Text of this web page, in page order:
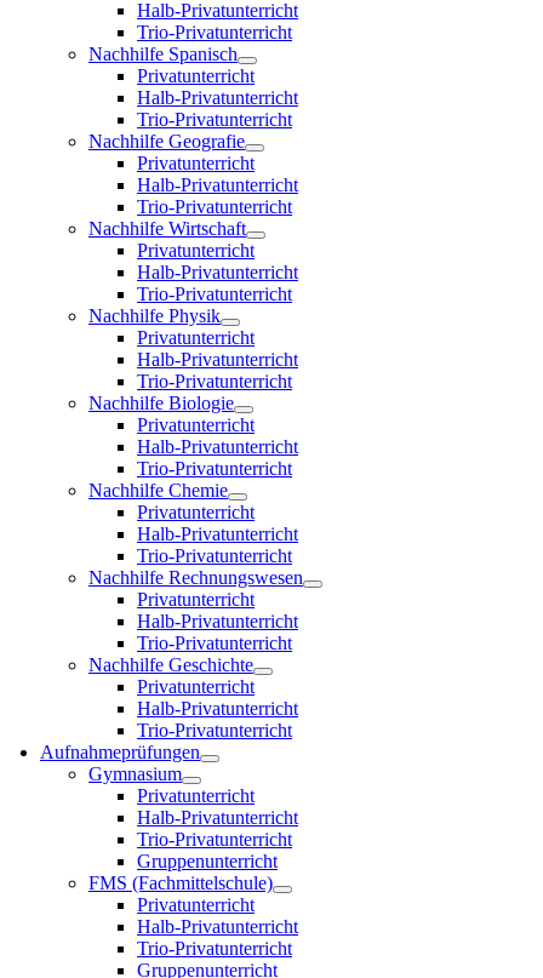
Halb-Privatunterricht
Trio-Privatunterricht
Nachhilfe Spanisch
Privatunterricht
Halb-Privatunterricht
Trio-Privatunterricht
Nachhilfe Geografie
Privatunterricht
Halb-Privatunterricht
Trio-Privatunterricht
Nachhilfe Wirtschaft
Privatunterricht
Halb-Privatunterricht
Trio-Privatunterricht
Nachhilfe Physik
Privatunterricht
Halb-Privatunterricht
Trio-Privatunterricht
Nachhilfe Biologie
Privatunterricht
Halb-Privatunterricht
Trio-Privatunterricht
Nachhilfe Chemie
Privatunterricht
Halb-Privatunterricht
Trio-Privatunterricht
Nachhilfe Rechnungswesen
Privatunterricht
Halb-Privatunterricht
Trio-Privatunterricht
Nachhilfe Geschichte
Privatunterricht
Halb-Privatunterricht
Trio-Privatunterricht
Aufnahmeprüfungen
Gymnasium
Privatunterricht
Halb-Privatunterricht
Trio-Privatunterricht
Gruppenunterricht
FMS (Fachmittelschule)
Privatunterricht
Halb-Privatunterricht
Trio-Privatunterricht
Gruppenunterricht